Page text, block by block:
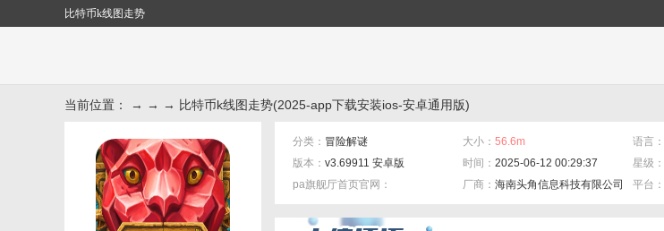
比特币k线图走势
当前位置： → → → 比特币k线图走势(2025-app下载安装ios-安卓通用版)
分类： 冒险解谜 大小： 56.6m 语言：
版本： v3.69911 安卓版 时间： 2025-06-12 00:29:37
星级：
pa旗舰厅首页官网：
厂商： 海南头角信息科技有限公司 平台：